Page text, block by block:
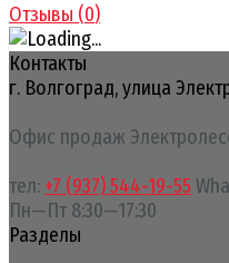
Отзывы (0)
Контакты
г. Волгоград, улица
Офис продаж
тел: +7 (937) 544-19-55
Пн—Пт 8:30—17:30
Разделы